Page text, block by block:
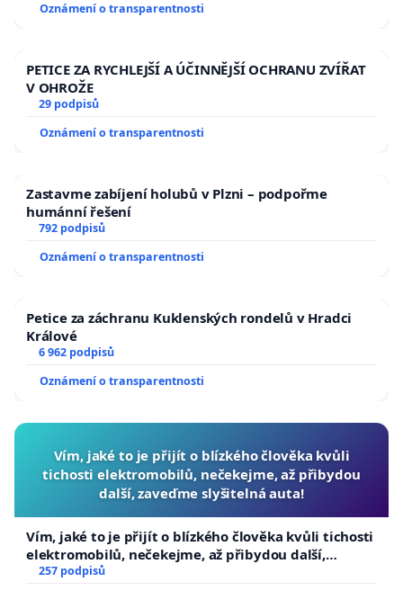
Oznámení o transparentnosti
PETICE ZA RYCHLEJŠÍ A ÚČINNĚJŠÍ OCHRANU ZVÍŘAT
V OHROŽE
29 podpisů
Oznámení o transparentnosti
Zastavme zabíjení holubů v Plzni – podpořme
humánní řešení
792 podpisů
Oznámení o transparentnosti
Petice za záchranu Kuklenských rondelů v Hradci
Králové
6 962 podpisů
Oznámení o transparentnosti
Vím, jaké to je přijít o blízkého člověka kvůli
tichosti elektromobilů, nečekejme, až přibydou
další, zaveďme slyšitelná auta!
Vím, jaké to je přijít o blízkého člověka kvůli tichosti
elektromobilů, nečekejme, až přibydou další,
zaveďme slyšitelná auta!
257 podpisů